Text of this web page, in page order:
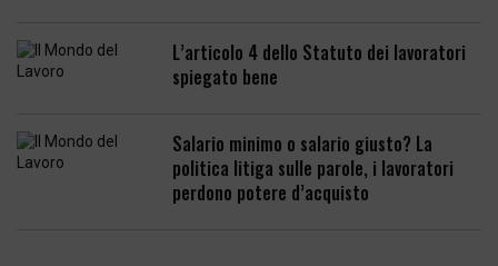
L’articolo 4 dello Statuto dei lavoratori
spiegato bene
Salario minimo o salario giusto? La
politica litiga sulle parole, i lavoratori
perdono potere d’acquisto